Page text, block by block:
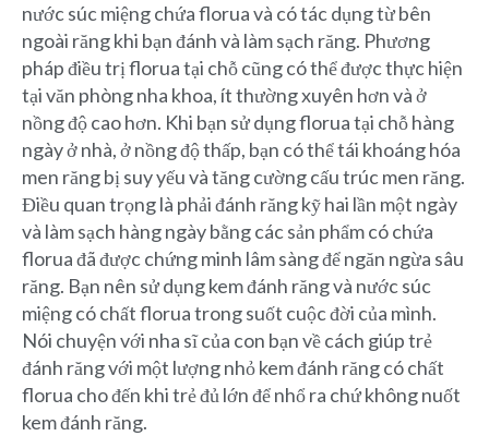
nước súc miệng chứa florua và có tác dụng từ bên
ngoài răng khi bạn đánh và làm sạch răng. Phương
pháp điều trị florua tại chỗ cũng có thể được thực hiện
tại văn phòng nha khoa, ít thường xuyên hơn và ở
nồng độ cao hơn. Khi bạn sử dụng florua tại chỗ hàng
ngày ở nhà, ở nồng độ thấp, bạn có thể tái khoáng hóa
men răng bị suy yếu và tăng cường cấu trúc men răng.
Điều quan trọng là phải đánh răng kỹ hai lần một ngày
và làm sạch hàng ngày bằng các sản phẩm có chứa
florua đã được chứng minh lâm sàng để ngăn ngừa sâu
răng. Bạn nên sử dụng kem đánh răng và nước súc
miệng có chất florua trong suốt cuộc đời của mình.
Nói chuyện với nha sĩ của con bạn về cách giúp trẻ
đánh răng với một lượng nhỏ kem đánh răng có chất
florua cho đến khi trẻ đủ lớn để nhổ ra chứ không nuốt
kem đánh răng.